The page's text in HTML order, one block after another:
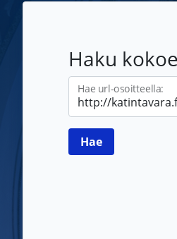
Haku
Hae url-osoitteella: